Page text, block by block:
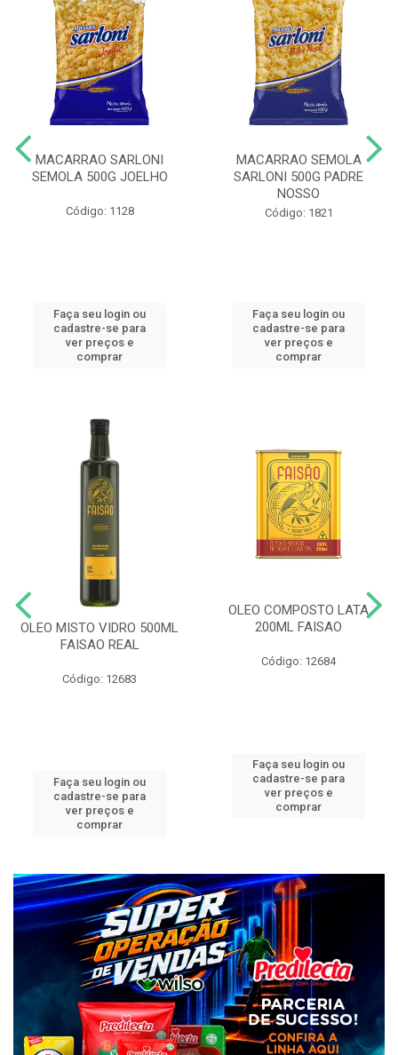
MACARRAO SARLONI
SEMOLA 500G JOELHO
Código: 1128
Faça seu login ou
cadastre-se para
ver preços e
comprar
MACARRAO SEMOLA
SARLONI 500G PADRE
NOSSO
Código: 1821
Faça seu login ou
cadastre-se para
ver preços e
comprar
OLEO MISTO VIDRO 500ML
FAISAO REAL
Código: 12683
Faça seu login ou
cadastre-se para
ver preços e
comprar
OLEO COMPOSTO LATA
200ML FAISAO
Código: 12684
Faça seu login ou
cadastre-se para
ver preços e
comprar